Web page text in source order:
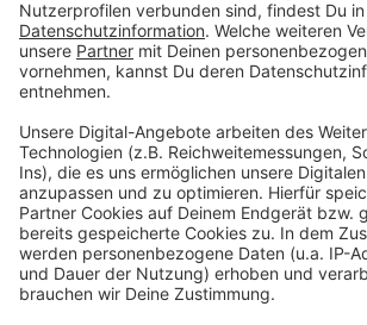
Stadtteilen aufgestellt, darunter
Kaiserswerth, Eller und Garath. Mit
möchte die Stadt die Stadtsauberkeit
verbessern und die Bürgerinnen und
ihren Müll ordnungsgemäß zu
Anzeige
Weitere Infos und Links zum
Anzeige